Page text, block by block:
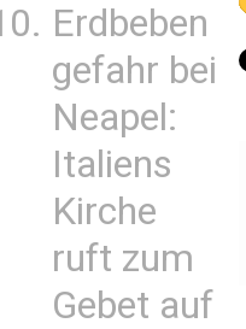
Erdbeben
gefahr bei
Neapel:
Italiens
Kirche
ruft zum
Gebet auf